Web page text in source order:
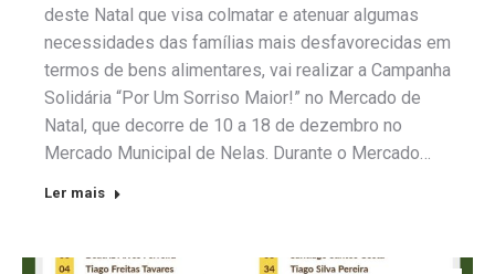
deste Natal que visa colmatar e atenuar algumas
necessidades das famílias mais desfavorecidas em
termos de bens alimentares, vai realizar a Campanha
Solidária “Por Um Sorriso Maior!” no Mercado de
Natal, que decorre de 10 a 18 de dezembro no
Mercado Municipal de Nelas. Durante o Mercado…
Ler mais